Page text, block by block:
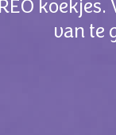
van te